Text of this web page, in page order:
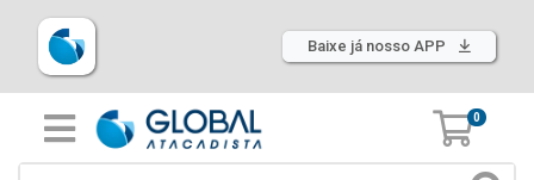
Baixe já nosso APP
0